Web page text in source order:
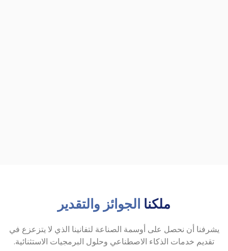
ملكنا الجوائز والتقدير
يشرفنا أن نحصل على أوسمة الصناعة لتفانينا الذي لا يتزعزع في
تقديم خدمات الذكاء الاصطناعي وحلول البرمجيات الاستثنائية.